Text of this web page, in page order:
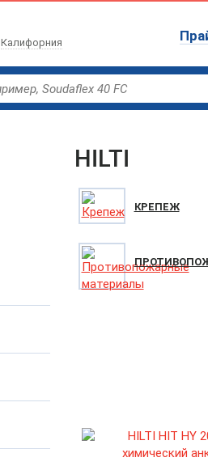
Калифорния
HILTI
КРЕПЕЖ